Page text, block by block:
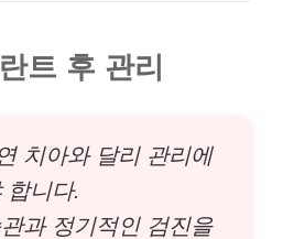
트 후 관리
치아와 달리 관리에
합니다.
과 정기적인 검진을